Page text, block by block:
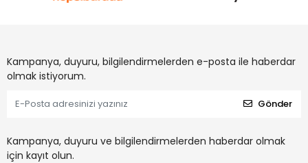
Kampanya, duyuru, bilgilendirmelerden e-posta ile haberdar
olmak istiyorum.
Gönder
Kampanya, duyuru ve bilgilendirmelerden haberdar olmak
için kayıt olun.